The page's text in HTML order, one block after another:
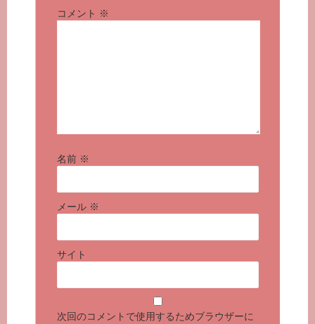
コメント ※
名前 ※
メール ※
サイト
次回のコメントで使用するためブラウザーに